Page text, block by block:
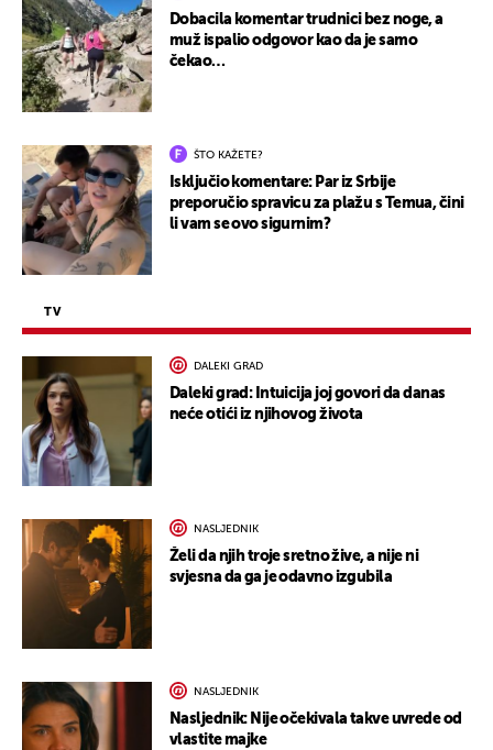
Dobacila komentar trudnici bez noge, a
muž ispalio odgovor kao da je samo
čekao…
ŠTO KAŽETE?
Isključio komentare: Par iz Srbije
preporučio spravicu za plažu s Temua, čini
li vam se ovo sigurnim?
TV
DALEKI GRAD
Daleki grad: Intuicija joj govori da danas
neće otići iz njihovog života
NASLJEDNIK
Želi da njih troje sretno žive, a nije ni
svjesna da ga je odavno izgubila
NASLJEDNIK
Nasljednik: Nije očekivala takve uvrede od
vlastite majke